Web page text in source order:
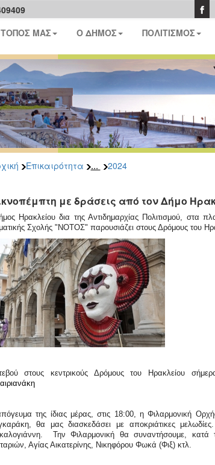
ΜΑΣ Ο ΔΗΜΟΣ ΠΟΛΙΤΙΣΜΟΣ
Επικαιρότητα ... 2024
με δράσεις από τον Δήμο
Ηρακλείου δια της Αντιδημαρχίας Πολιτισμού, στα
Σχολής "ΝΟΤΟΣ" παρουσιάζει στους Δρόμους του
στους κεντρικούς Δρόμους του Ηρακλείου
της ίδιας μέρας, στις 18:00, η Φιλαρμονική
θα μας διασκεδάσει με αποκριάτικες
Την Φιλαρμονική θα συναντήσουμε, κατά
Αγίας Αικατερίνης, Νικηφόρου Φωκά (Φιξ) κτλ.